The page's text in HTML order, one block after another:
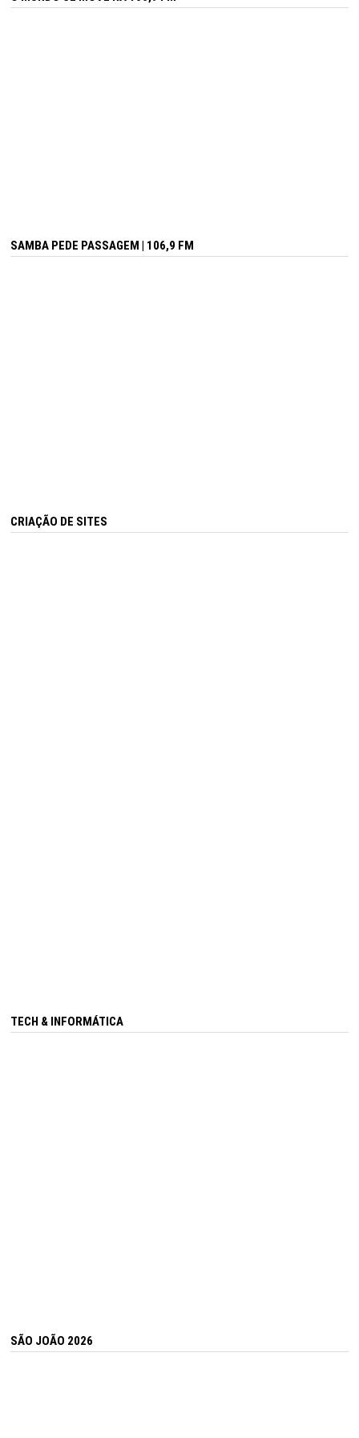
SAMBA PEDE PASSAGEM | 106,9 FM
CRIAÇÃO DE SITES
TECH & INFORMÁTICA
SÃO JOÃO 2026